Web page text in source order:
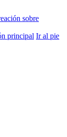
principal Ir al pie